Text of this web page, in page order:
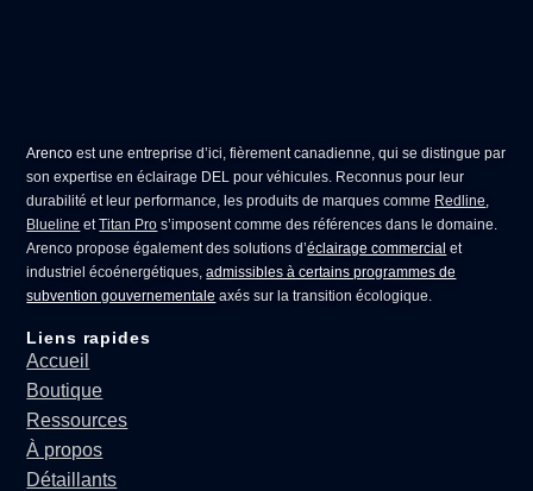
Arenco est une entreprise d’ici, fièrement canadienne, qui se distingue par
son expertise enéclairage DEL pour véhicules . Reconnus pour leur
durabilité et leur performance, les produits de marques comme Redline
Blueline etTitan Pro s’imposent comme des références dans le domaine.
Arenco propose également des solutions d’éclairage commercial et
industriel écoénergétiques,admissibles à certains programmes de
subvention gouvernementale axés sur la transition écologique.
Liens rapides
Accueil
Boutique
Ressources
À propos
Détaillants